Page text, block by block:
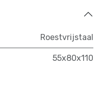
Roestvrijstaal
55x80x110